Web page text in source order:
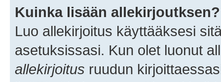
Kuinka lisään allekirjoutksen?
Luo allekirjoitus käyttääksesi
asetuksissasi. Kun olet luonut
allekirjoitus ruudun